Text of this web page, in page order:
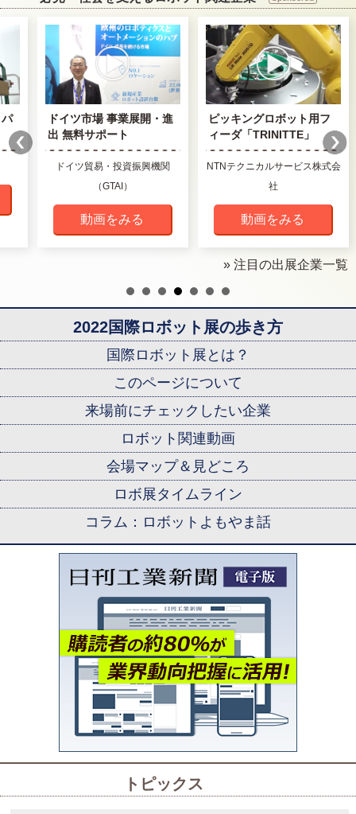
ドイツ市場 事業展開・進
出 無料サポート
ドイツ貿易・投資振興機関
（GTAI）
動画をみる
ピッキングロボット用フ
ィーダ「TRINITTE」
NTNテクニカルサービス株式会
社
動画をみる
» 注目の出展企業一覧
2022国際ロボット展の歩き方
国際ロボット展とは？
このページについて
来場前にチェックしたい企業
ロボット関連動画
会場マップ＆見どころ
ロボ展タイムライン
コラム：ロボットよもやま話
トピックス